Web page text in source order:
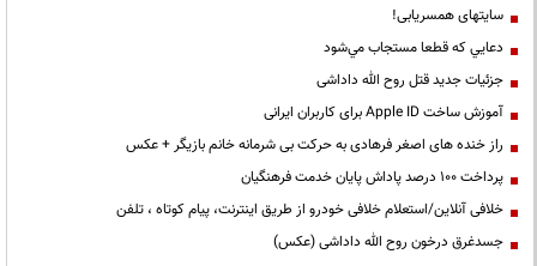
سایتهای همسریابی!
دعايي كه قطعا مستجاب مي‌شود
جزئیات جدید قتل روح الله داداشی
آموزش ساخت Apple ID برای کاربران ایرانی
راز خنده های اصغر فرهادی به حرکت بی شرمانه خانم بازیگر + عکس
پرداخت ۱۰۰ درصد پاداش پایان خدمت فرهنگیان
خلافی آنلاین/استعلام خلافی خودرو از طریق اینترنت، پیام کوتاه ، تلفن
جسدغرق درخون روح الله داداشی (عکس)